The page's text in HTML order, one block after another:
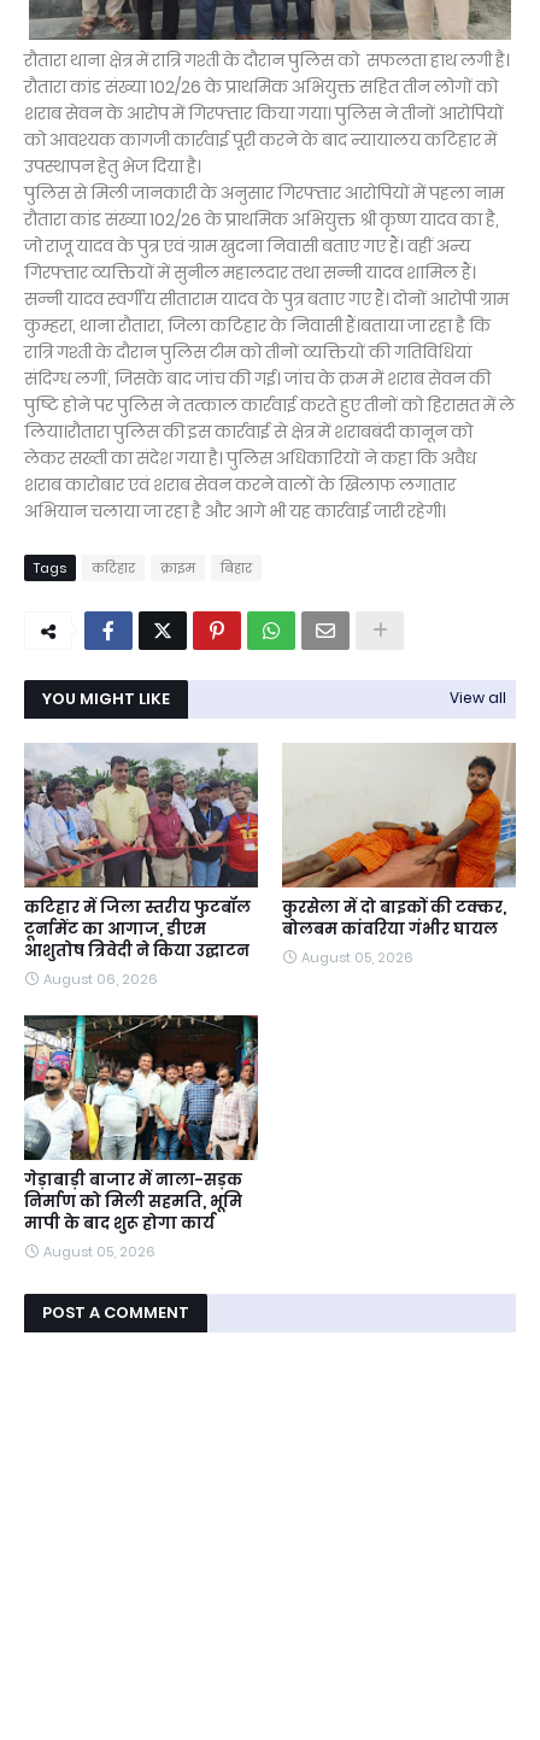
रौतारा थाना क्षेत्र में रात्रि गश्ती के दौरान पुलिस को सफलता हाथ लगी है।
रौतारा कांड संख्या 102/26 के प्राथमिक अभियुक्त सहित तीन लोगों को
शराब सेवन के आरोप में गिरफ्तार किया गया। पुलिस ने तीनों आरोपियों
को आवश्यक कागजी कार्रवाई पूरी करने के बाद न्यायालय कटिहार में
उपस्थापन हेतु भेज दिया है।
पुलिस से मिली जानकारी के अनुसार गिरफ्तार आरोपियों में पहला नाम
रौतारा कांड संख्या 102/26 के प्राथमिक अभियुक्त श्री कृष्ण यादव का है,
जो राजू यादव के पुत्र एवं ग्राम खुदना निवासी बताए गए हैं। वहीं अन्य
गिरफ्तार व्यक्तियों में सुनील महालदार तथा सन्नी यादव शामिल हैं।
सन्नी यादव स्वर्गीय सीताराम यादव के पुत्र बताए गए हैं। दोनों आरोपी ग्राम
कुम्हरा, थाना रौतारा, जिला कटिहार के निवासी हैं।बताया जा रहा है कि
रात्रि गश्ती के दौरान पुलिस टीम को तीनों व्यक्तियों की गतिविधियां
संदिग्ध लगीं, जिसके बाद जांच की गई। जांच के क्रम में शराब सेवन की
पुष्टि होने पर पुलिस ने तत्काल कार्रवाई करते हुए तीनों को हिरासत में ले
लिया।रौतारा पुलिस की इस कार्रवाई से क्षेत्र में शराबबंदी कानून को
लेकर सख्ती का संदेश गया है। पुलिस अधिकारियों ने कहा कि अवैध
शराब कारोबार एवं शराब सेवन करने वालों के खिलाफ लगातार
अभियान चलाया जा रहा है और आगे भी यह कार्रवाई जारी रहेगी।
Tags कटिहार क्राइम बिहार
YOU MIGHT LIKE View all
कटिहार में जिला स्तरीय फुटबॉल
टूर्नामेंट का आगाज, डीएम
आशुतोष त्रिवेदी ने किया उद्घाटन
August 06, 2026
कुरसेला में दो बाइकों की टक्कर,
बोलबम कांवरिया गंभीर घायल
August 05, 2026
गेड़ाबाड़ी बाजार में नाला-सड़क
निर्माण को मिली सहमति, भूमि
मापी के बाद शुरू होगा कार्य
August 05, 2026
POST A COMMENT